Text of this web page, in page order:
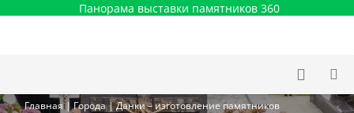
Панорама выставки памятников 360
Главная|Города|Данки – изготовление памятников